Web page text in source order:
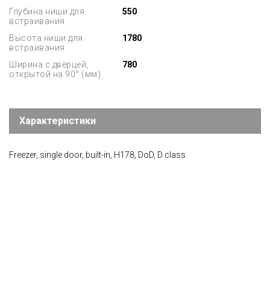
Глубина ниши для
встраивания
550
Высота ниши для
встраивания
1780
Ширина с дверцей,
открытой на 90° (мм)
780
Характеристики
Freezer, single door, built-in, H178, DoD, D class